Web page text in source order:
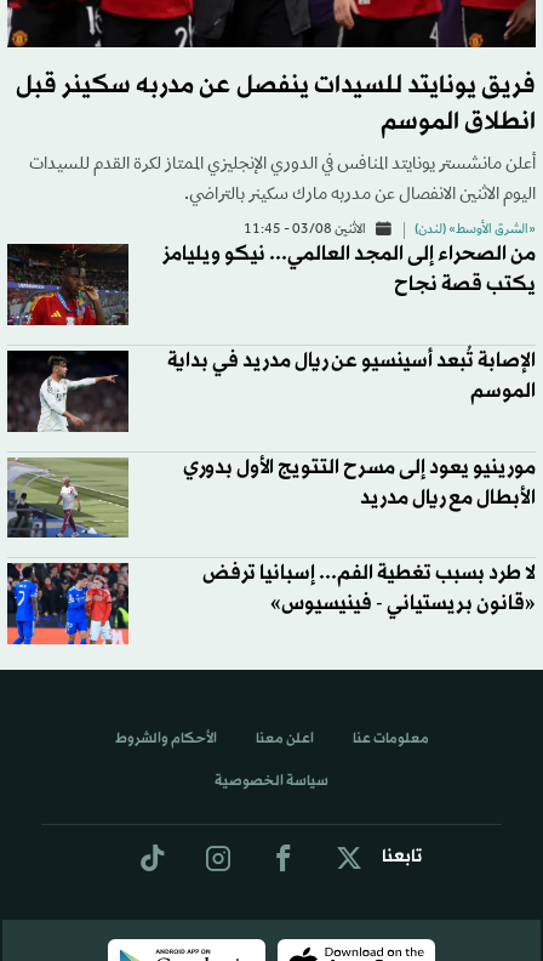
فريق يونايتد للسيدات ينفصل عن مدربه سكينر قبل
انطلاق الموسم
أعلن مانشستر يونايتد المنافس في الدوري الإنجليزي الممتاز لكرة القدم للسيدات
اليوم الاثنين الانفصال عن مدربه مارك سكينر بالتراضي.
«الشرق الأوسط» (لندن) الاثنين 03/08 - 11:45
من الصحراء إلى المجد العالمي... نيكو ويليامز
يكتب قصة نجاح
الإصابة تُبعد أسينسيو عن ريال مدريد في بداية
الموسم
مورينيو يعود إلى مسرح التتويج الأول بدوري
الأبطال مع ريال مدريد
لا طرد بسبب تغطية الفم... إسبانيا ترفض
«قانون بريستياني - فينيسيوس»
تابعنا
معلومات عنا اعلن معنا الأحكام والشروط
سياسة الخصوصية